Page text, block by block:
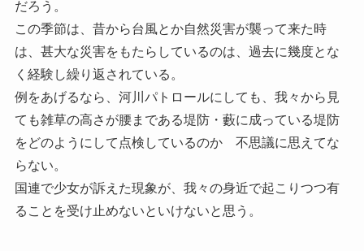
だろう。
この季節は、昔から台風とか自然災害が襲って来た時
は、甚大な災害をもたらしているのは、過去に幾度とな
く経験し繰り返されている。
例をあげるなら、河川パトロールにしても、我々から見
ても雑草の高さが腰まである堤防・藪に成っている堤防
をどのようにして点検しているのか 不思議に思えてな
らない。
国連で少女が訴えた現象が、我々の身近で起こりつつ有
ることを受け止めないといけないと思う。